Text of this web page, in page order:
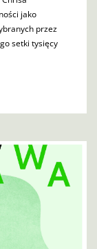
jako
przez
setki tysięcy